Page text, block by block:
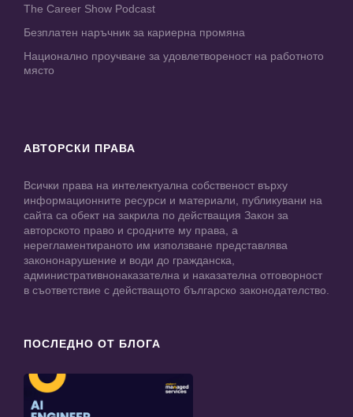
The Career Show Podcast
Безплатен наръчник за кариерна промяна
Национално проучване за удовлетвореност на работното
място
АВТОРСКИ ПРАВА
Всички права на интелектуална собственост върху
информационните ресурси и материали, публикувани на
сайта са обект на закрила по действащия Закон за
авторското право и сродните му права, а
нерегламентираното им използване представлява
закононарушение и води до гражданска,
административнонаказателна и наказателна отговорност
в съответствие с действащото българско законодателство.
ПОСЛЕДНО ОТ БЛОГА